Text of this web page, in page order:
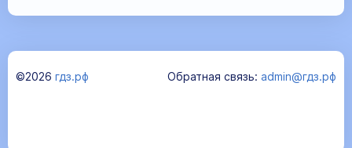
©2026 гдз.рф Обратная связь: admin@гдз.рф